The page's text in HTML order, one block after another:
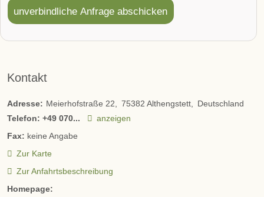
unverbindliche Anfrage abschicken
Kontakt
Adresse: Meierhofstraße 22 75382 Althengstett
Deutschland
Telefon: +49 070...
anzeigen
Fax: keine Angabe
Zur Karte
Zur Anfahrtsbeschreibung
Homepage: